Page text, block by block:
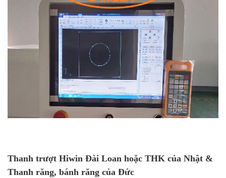
Thanh trượt Hiwin Đài Loan hoặc THK của Nhật &
Thanh răng, bánh răng của Đức